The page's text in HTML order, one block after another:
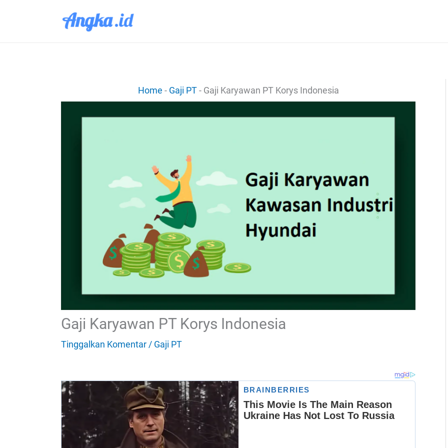
Home - Gaji PT- Gaji Karyawan PT Korys Indonesia
Gaji Karyawan PT Korys Indonesia
Tinggalkan Komentar/ Gaji PT